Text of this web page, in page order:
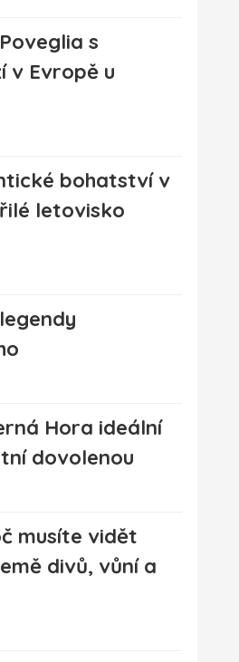
s
v Evropě u
bohatství v
letovisko
Hora ideální
dovolenou
musíte vidět
divů, vůní a